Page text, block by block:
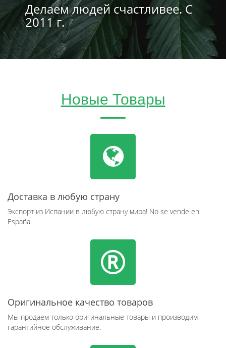
Делаем людей счастливее. С
2011 г.
Новые Товары
Доставка в любую страну
Экспорт из Испании в любую страну мира! No se vende en
España.
Оригинальное качество товаров
Мы продаем только оригинальные товары и производим
гарантийное обслуживание.